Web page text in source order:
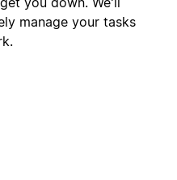
manage your tasks